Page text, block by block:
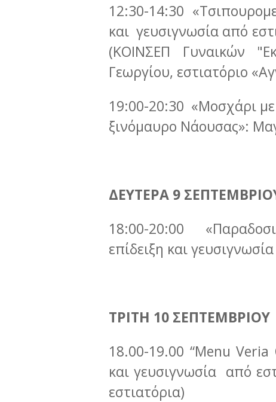
12:30-14:30
και γευσιγνωσία από
(ΚΟΙΝΣΕΠ Γυναικών
Γεωργίου, εστιατόριο
19:00-20:30 «Μοσχάρι
ξινόμαυρο Νάουσας»:
ΔΕΥΤΕΡΑ 9
18:00-20:00
επίδειξη και
ΤΡΙΤΗ 10 ΣΕΠΤΕΜΒΡΙΟΥ
18.00-19.00 “Μenu Veria
και γευσιγνωσία από
εστιατόρια)